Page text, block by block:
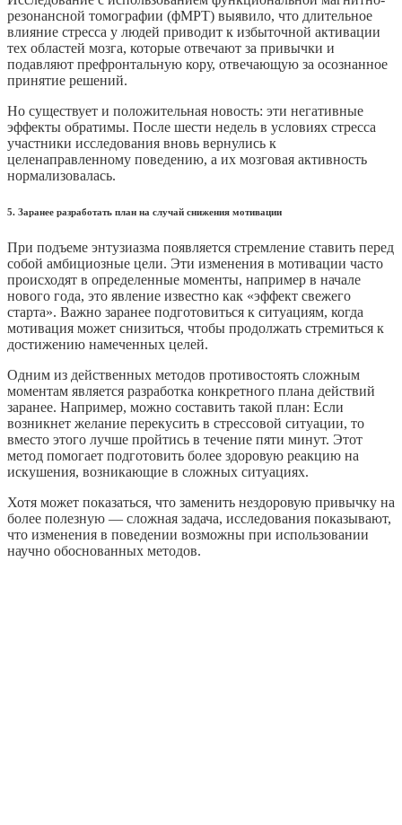
резонансной томографии (фМРТ) выявило, что длительное
влияние стресса у людей приводит к избыточной активации
тех областей мозга, которые отвечают за привычки и
подавляют префронтальную кору, отвечающую за осознанное
принятие решений.
Но существует и положительная новость: эти негативные
эффекты обратимы. После шести недель в условиях стресса
участники исследования вновь вернулись к
целенаправленному поведению, а их мозговая активность
нормализовалась.
5. Заранее разработать план на случай снижения мотивации
При подъеме энтузиазма появляется стремление ставить перед
собой амбициозные цели. Эти изменения в мотивации часто
происходят в определенные моменты, например в начале
нового года, это явление известно как «эффект свежего
старта». Важно заранее подготовиться к ситуациям, когда
мотивация может снизиться, чтобы продолжать стремиться к
достижению намеченных целей.
Одним из действенных методов противостоять сложным
моментам является разработка конкретного плана действий
заранее. Например, можно составить такой план: Если
возникнет желание перекусить в стрессовой ситуации, то
вместо этого лучше пройтись в течение пяти минут. Этот
метод помогает подготовить более здоровую реакцию на
искушения, возникающие в сложных ситуациях.
Хотя может показаться, что заменить нездоровую привычку на
более полезную — сложная задача, исследования показывают,
что изменения в поведении возможны при использовании
научно обоснованных методов.